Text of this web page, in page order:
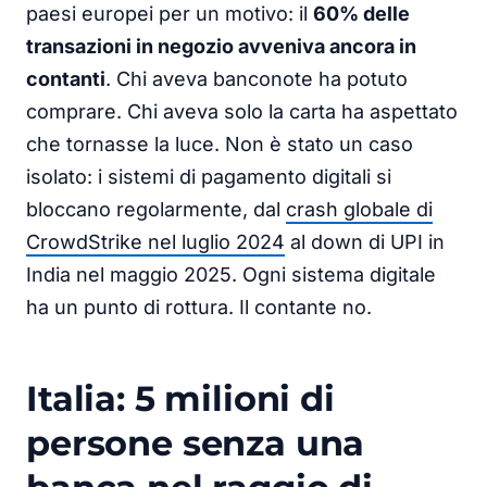
paesi europei per un motivo: il 60% delle
transazioni in negozio avveniva ancora in
contanti. Chi aveva banconote ha potuto
comprare. Chi aveva solo la carta ha aspettato
che tornasse la luce. Non è stato un caso
isolato: i sistemi di pagamento digitali si
bloccano regolarmente, dal crash globale di
CrowdStrike nel luglio 2024 al down di UPI in
India nel maggio 2025. Ogni sistema digitale
ha un punto di rottura. Il contante no.
Italia: 5 milioni di
persone senza una